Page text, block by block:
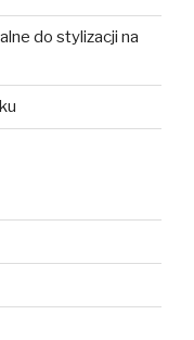
do stylizacji na